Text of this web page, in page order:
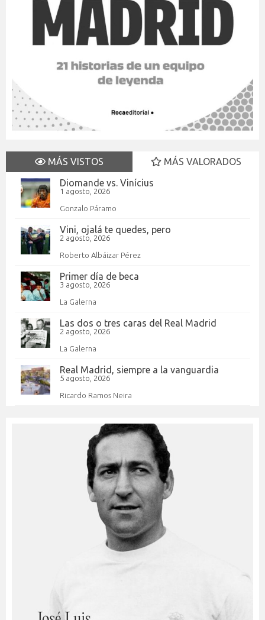
MÁS VISTOS
MÁS VALORADOS
Diomande vs. Vinícius
1 agosto, 2026
Gonzalo Páramo
Vini, ojalá te quedes, pero
2 agosto, 2026
Roberto Albáizar Pérez
Primer día de beca
3 agosto, 2026
La Galerna
Las dos o tres caras del Real Madrid
2 agosto, 2026
La Galerna
Real Madrid, siempre a la vanguardia
5 agosto, 2026
Ricardo Ramos Neira